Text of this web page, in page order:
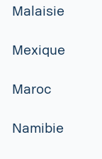
Malaisie
Mexique
Maroc
Namibie